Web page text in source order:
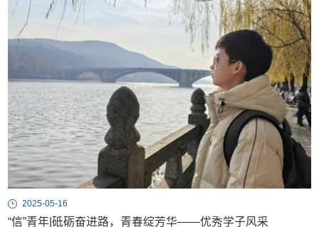
类二班团支部在郑州大学主校区北核心教学区34...
2025-05-16
“信”青年|砥砺奋进路，青春绽芳华——优秀学子风采